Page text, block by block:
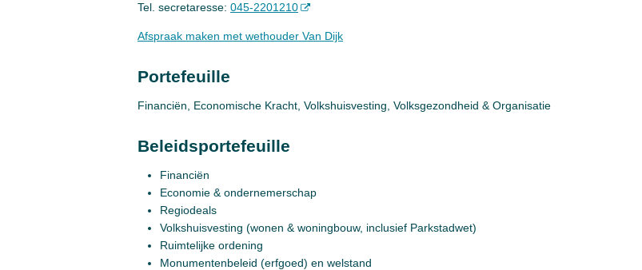
Tel. secretaresse: 045-2201210
Afspraak maken met wethouder Van Dijk
Portefeuille
Financiën, Economische Kracht, Volkshuisvesting, Volksgezondheid & Organisatie
Beleidsportefeuille
Financiën
Economie & ondernemerschap
Regiodeals
Volkshuisvesting (wonen & woningbouw, inclusief Parkstadwet)
Ruimtelijke ordening
Monumentenbeleid (erfgoed) en welstand